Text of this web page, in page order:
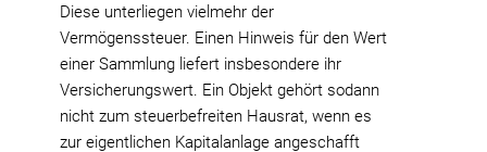
Diese unterliegen vielmehr der
Vermögenssteuer. Einen Hinweis für den Wert
einer Sammlung liefert insbesondere ihr
Versicherungswert. Ein Objekt gehört sodann
nicht zum steuerbefreiten Hausrat, wenn es
zur eigentlichen Kapitalanlage angeschafft